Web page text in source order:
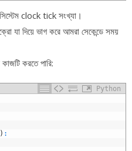
সিস্টেম clock tick সংখ্যা।
যা দিয়ে ভাগ করে আমরা সেকেন্ডে সময়
করতে পারি:
Python
) :